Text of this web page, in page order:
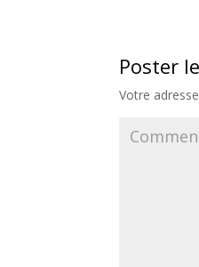
Poster
Votre